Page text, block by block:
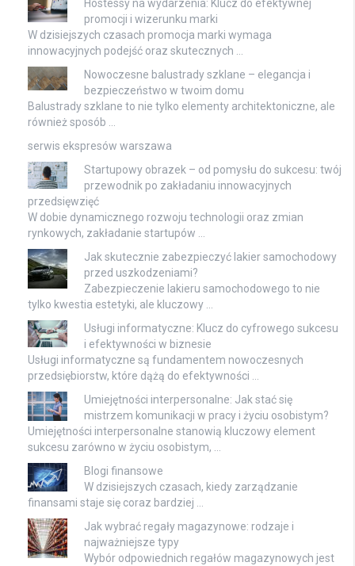
Hostessy na wydarzenia: Klucz do efektywnej
promocji i wizerunku marki
W dzisiejszych czasach promocja marki wymaga
innowacyjnych podejść oraz skutecznych …
Nowoczesne balustrady szklane – elegancja i
bezpieczeństwo w twoim domu
Balustrady szklane to nie tylko elementy architektoniczne, ale
również sposób …
serwis ekspresów warszawa
Startupowy obrazek – od pomysłu do sukcesu: twój
przewodnik po zakładaniu innowacyjnych
przedsięwzięć
W dobie dynamicznego rozwoju technologii oraz zmian
rynkowych, zakładanie startupów …
Jak skutecznie zabezpieczyć lakier samochodowy
przed uszkodzeniami?
Zabezpieczenie lakieru samochodowego to nie
tylko kwestia estetyki, ale kluczowy …
Usługi informatyczne: Klucz do cyfrowego sukcesu
i efektywności w biznesie
Usługi informatyczne są fundamentem nowoczesnych
przedsiębiorstw, które dążą do efektywności …
Umiejętności interpersonalne: Jak stać się
mistrzem komunikacji w pracy i życiu osobistym?
Umiejętności interpersonalne stanowią kluczowy element
sukcesu zarówno w życiu osobistym, …
Blogi finansowe
W dzisiejszych czasach, kiedy zarządzanie
finansami staje się coraz bardziej …
Jak wybrać regały magazynowe: rodzaje i
najważniejsze typy
Wybór odpowiednich regałów magazynowych jest